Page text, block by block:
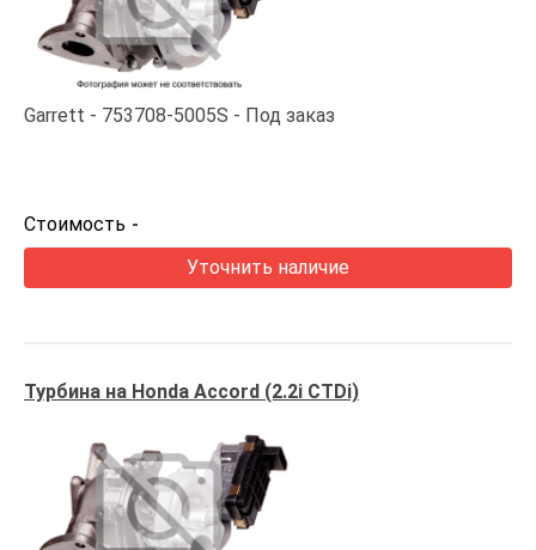
Garrett 753708-5005S Под заказ
Стоимость -
Уточнить наличие
Турбина на Honda Accord (2.2i CTDi)